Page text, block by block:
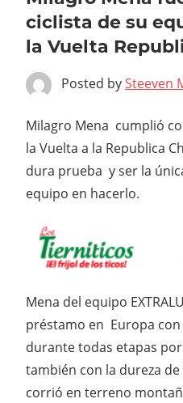
ciclista de su
la Vuelta
Posted bySteeven
Milagro Mena cumplió
la Vuelta a la Republica
dura prueba y ser la
equipo en hacerlo.
Mena del equipo
préstamo en Europa con
durante todas etapas
también con la dureza
corrió en terreno